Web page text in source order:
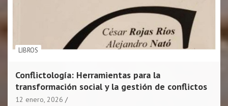
LIBROS
Conflictología: Herramientas para la
transformación social y la gestión de conflictos
12 enero, 2026